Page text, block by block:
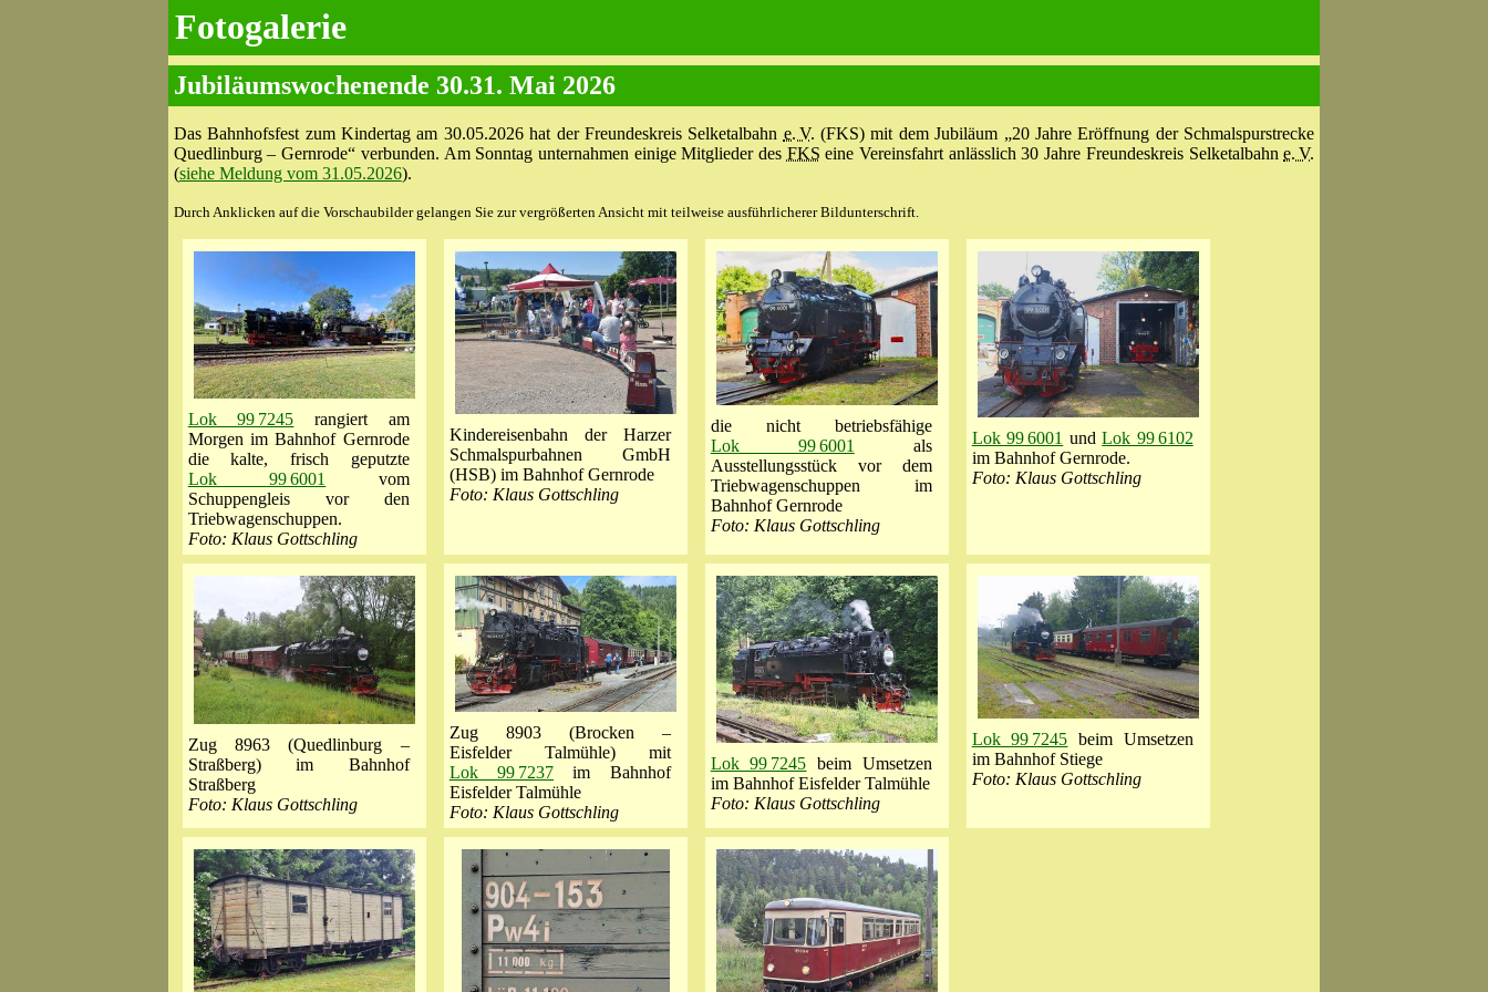
Fotogalerie
Jubiläumswochenende 30.31. Mai 2026
Das Bahnhofsfest zum Kindertag am 30.05.2026 hat der Freundeskreis Selketalbahn e. V. (FKS) mit dem Jubiläum „20 Jahre Eröffnung der Schmalspurstrecke
Quedlinburg – Gernrode“ verbunden. Am Sonntag unternahmen einige Mitglieder des FKS eine Vereinsfahrt anlässlich 30 Jahre Freundeskreis Selketalbahne. V.
(siehe Meldung vom 31.05.2026).
Durch Anklicken auf die Vorschaubilder gelangen Sie zur vergrößerten Ansicht mit teilweise ausführlicherer Bildunterschrift.
Lok 99 7245 rangiert am
Morgen im Bahnhof Gernrode
die kalte, frisch geputzte
Lok 99 6001
vom
Schuppengleis vor den
Triebwagenschuppen.
Foto: Klaus Gottschling
Kindereisenbahn der Harzer
Schmalspurbahnen GmbH
(HSB) im Bahnhof Gernrode
Foto: Klaus Gottschling
die nicht betriebsfähige
Lok 99 6001
als
Ausstellungsstück vor dem
Triebwagenschuppen im
Bahnhof Gernrode
Foto: Klaus Gottschling
Lok 99 6001 undLok 99 6102
im Bahnhof Gernrode.
Foto: Klaus Gottschling
Zug 8963 (Quedlinburg –
Straßberg) im Bahnhof
Straßberg
Foto: Klaus Gottschling
Zug 8903 (Brocken –
Eisfelder Talmühle) mit
Lok 99 7237 im Bahnhof
Eisfelder Talmühle
Foto: Klaus Gottschling
Lok 99 7245 beim Umsetzen
im Bahnhof Eisfelder Talmühle
Foto: Klaus Gottschling
Lok 99 7245 beim Umsetzen
im Bahnhof Stiege
Foto: Klaus Gottschling